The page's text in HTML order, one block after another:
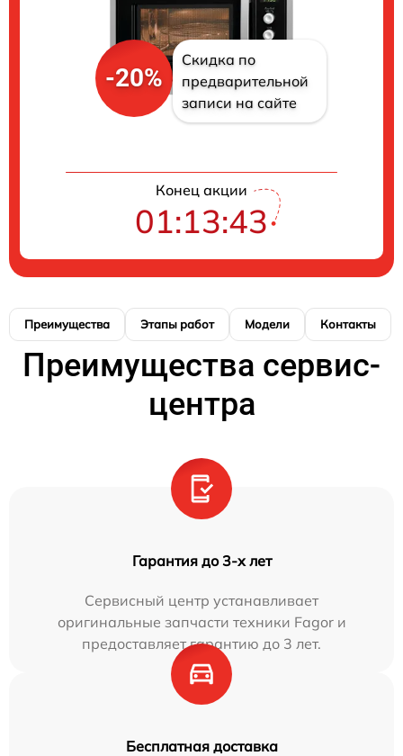
-20%
Скидка по
предварительной
записи на сайте
Конец акции
01:13:42
Преимущества Этапы работ Модели Контакты
Преимущества сервис-
центра
Гарантия до 3-х лет
Сервисный центр устанавливает
оригинальные запчасти техники Fagor и
предоставляет гарантию до 3 лет.
Бесплатная доставка